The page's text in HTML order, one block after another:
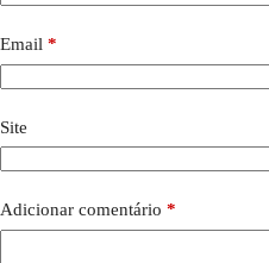
Email *
Site
Adicionar comentário *